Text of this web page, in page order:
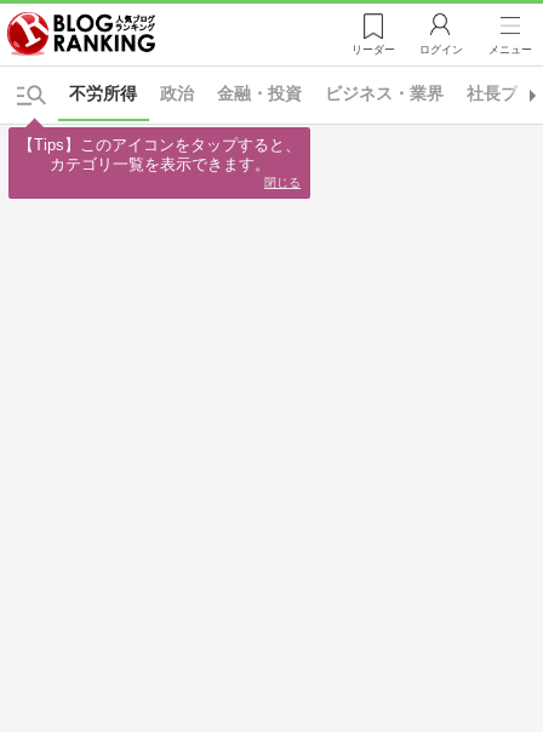
リーダー ログイン メニュー
政治 金融・投資 ビジネス・業界 社長ブロ
不労所得
【Tips】このアイコンをタップすると、
カテゴリ一覧を表示できます。
閉じる